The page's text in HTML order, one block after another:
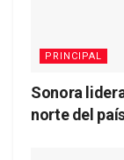
PRINCIPAL
Sonora
norte del